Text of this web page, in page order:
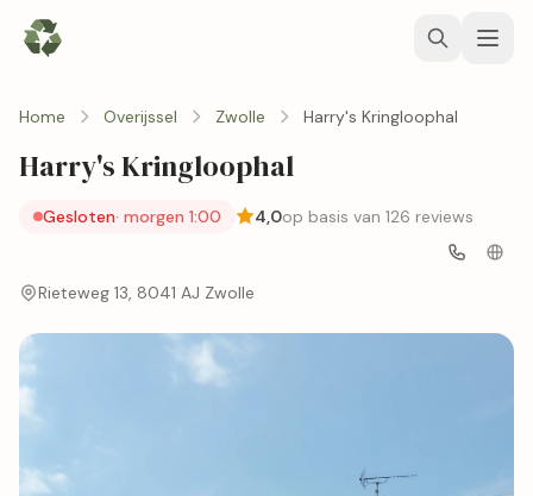
Home Overijssel Zwolle Harry's Kringloophal
Harry's Kringloophal
Gesloten· morgen 1:00 4,0op basis van 126 reviews
Rieteweg 13, 8041 AJ Zwolle